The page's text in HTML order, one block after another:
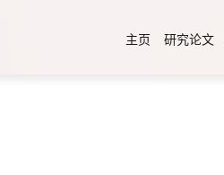
主页 研究论文